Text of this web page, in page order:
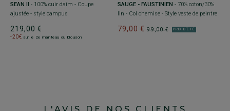
SEAN II - 100% cuir daim - Coupe
ajustée - style campus
219,00 €
-20€ sur le 2e manteau ou blouson
SAUGE - FAUSTINIEN - 70% coton/30%
lin - Col chemise - Style veste de peintre
99,00 €
79,00 € PRIX D'ÉTÉ